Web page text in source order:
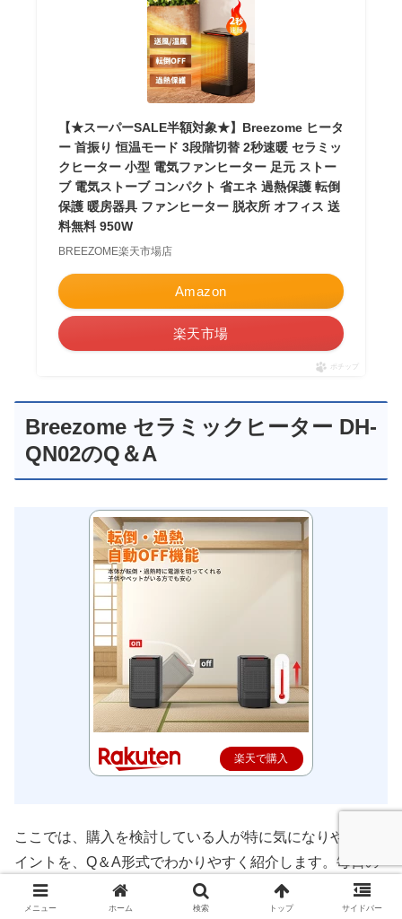
【★スーパーSALE半額対象★】Breezome ヒータ
ー 首振り 恒温モード 3段階切替 2秒速暖 セラミッ
クヒーター 小型 電気ファンヒーター 足元 ストー
ブ 電気ストーブ コンパクト 省エネ 過熱保護 転倒
保護 暖房器具 ファンヒーター 脱衣所 オフィス 送
料無料 950W
BREEZOME楽天市場店
Amazon
楽天市場
ポチップ
Breezome セラミックヒーター DH-
QN02のQ＆A
楽天で購入
ここでは、購入を検討している人が特に気になりやすいポ
イントを、Q＆A形式でわかりやすく紹介します。毎日の
暖房選びで不安に感じやすい疑問を事前に解消すること
で、より安心して使えるイメージが持てるはずです。実際
メニュー ホーム 検索 トップ サイドバー